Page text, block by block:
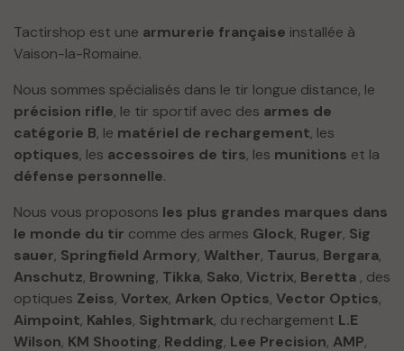
Tactirshop est une armurerie française installée à
Vaison-la-Romaine.
Nous sommes spécialisés dans le tir longue distance, le
précision rifle, le tir sportif avec des armes de
catégorie B, le matériel de rechargement, les
optiques, les accessoires de tirs, les munitions et la
défense personnelle.
Nous vous proposons les plus grandes marques dans
le monde du tir comme des armes Glock, Ruger, Sig
sauer, Springfield Armory, Walther, Taurus, Bergara,
Anschutz, Browning, Tikka, Sako, Victrix, Beretta , des
optiques Zeiss, Vortex, Arken Optics, Vector Optics,
Aimpoint, Kahles, Sightmark, du rechargement L.E
Wilson, KM Shooting, Redding, Lee Precision, AMP,